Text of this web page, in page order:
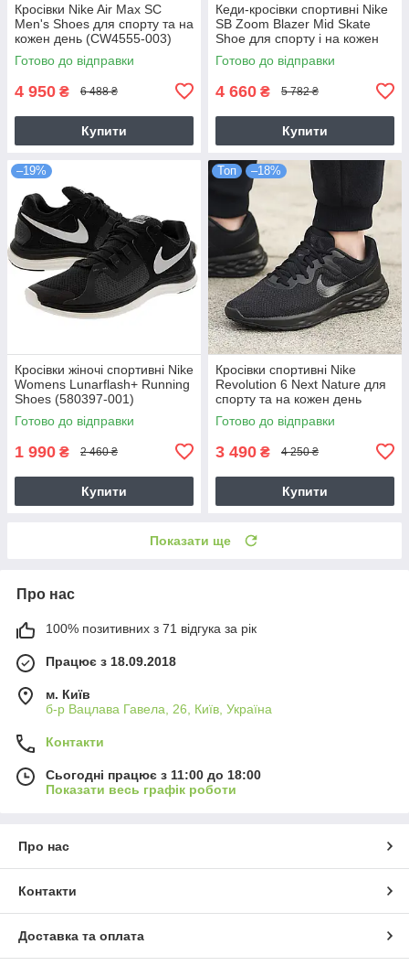
Кросівки Nike Air Max SC
Men's Shoes для спорту та на
кожен день (CW4555-003)
Готово до відправки
4 950 ₴ 6 488 ₴
Купити
Кеди-кросівки спортивні Nike
SB Zoom Blazer Mid Skate
Shoe для спорту і на кожен
день (864349-007)
Готово до відправки
4 660 ₴ 5 782 ₴
Купити
–19%
Кросівки жіночі спортивні Nike
Womens Lunarflash+ Running
Shoes (580397-001)
Готово до відправки
1 990 ₴ 2 460 ₴
Купити
Топ –18%
Кросівки спортивні Nike
Revolution 6 Next Nature для
спорту та на кожен день
(DC3728-001)
Готово до відправки
3 490 ₴ 4 250 ₴
Купити
Показати ще
Про нас
100% позитивних з 71 відгука за рік
Працює з 18.09.2018
м. Київ
б-р Вацлава Гавела, 26, Київ, Україна
Контакти
Сьогодні працює з 11:00 до 18:00
Показати весь графік роботи
Про нас
Контакти
Доставка та оплата